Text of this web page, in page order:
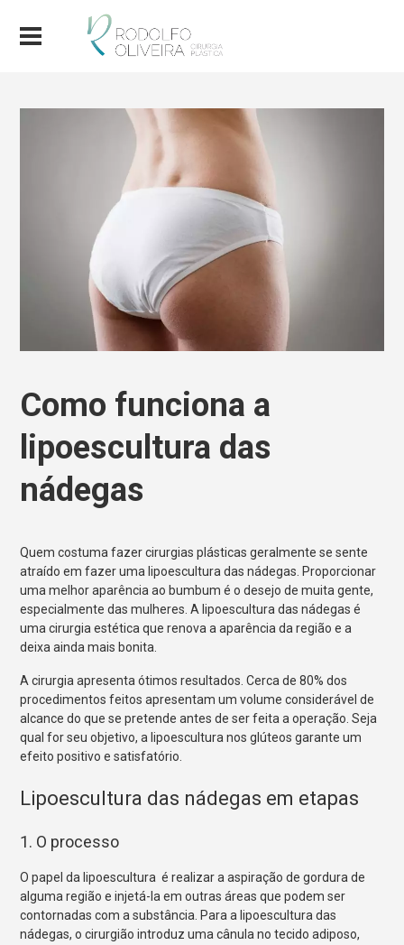
Como funciona a
lipoescultura das
nádegas
Quem costuma fazer cirurgias plásticas geralmente se sente
atraído em fazer uma lipoescultura das nádegas. Proporcionar
uma melhor aparência ao bumbum é o desejo de muita gente,
especialmente das mulheres. A lipoescultura das nádegas é
uma cirurgia estética que renova a aparência da região e a
deixa ainda mais bonita.
A cirurgia apresenta ótimos resultados. Cerca de 80% dos
procedimentos feitos apresentam um volume considerável de
alcance do que se pretende antes de ser feita a operação. Seja
qual for seu objetivo, a lipoescultura nos glúteos garante um
efeito positivo e satisfatório.
Lipoescultura das nádegas em etapas
1. O processo
O papel da lipoescultura é realizar a aspiração de gordura de
alguma região e injetá-la em outras áreas que podem ser
contornadas com a substância. Para a lipoescultura das
nádegas, o cirurgião introduz uma cânula no tecido adiposo,